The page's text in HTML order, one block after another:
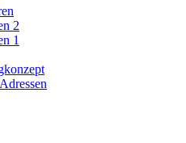
2
1